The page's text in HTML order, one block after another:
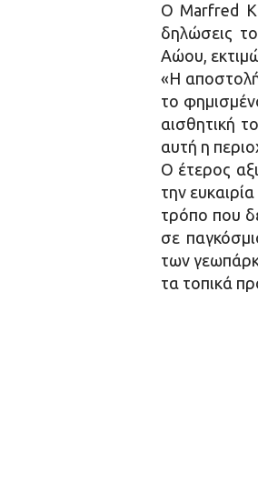
Ο Marfred
δηλώσεις
Αώου,
«Η
το
αισθητική
αυτή η
Ο έτερος
την
τρόπο που
σε
των
τα τοπικά